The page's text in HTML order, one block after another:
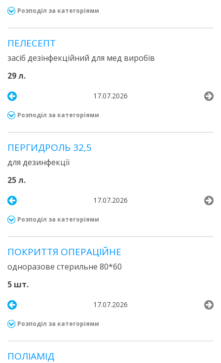
Розподіл за категоріями
ПЕЛЕСЕПТ
засіб дезінфекційний для мед виробів
29 л.
17.07.2026
Розподіл за категоріями
ПЕРГИДРОЛЬ 32,5
для дезинфекції
25 л.
17.07.2026
Розподіл за категоріями
ПОКРИТТЯ ОПЕРАЦІЙНЕ
одноразове стерильне 80*60
5 шт.
17.07.2026
Розподіл за категоріями
ПОЛІАМІД